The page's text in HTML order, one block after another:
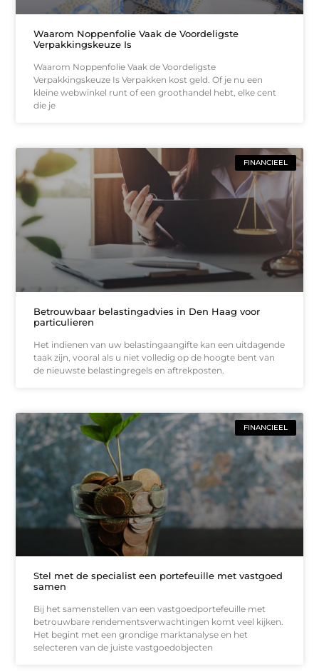
Waarom Noppenfolie Vaak de Voordeligste
Verpakkingskeuze Is
Waarom Noppenfolie Vaak de Voordeligste
Verpakkingskeuze Is Verpakken kost geld. Of je nu een
kleine webwinkel runt of een groothandel hebt, elke cent
die je
FINANCIEEL
Betrouwbaar belastingadvies in Den Haag voor
particulieren
Het indienen van uw belastingaangifte kan een uitdagende
taak zijn, vooral als u niet volledig op de hoogte bent van
de nieuwste belastingregels en aftrekposten.
FINANCIEEL
Stel met de specialist een portefeuille met vastgoed
samen
Bij het samenstellen van een vastgoedportefeuille met
betrouwbare rendementsverwachtingen komt veel kijken.
Het begint met een grondige marktanalyse en het
selecteren van de juiste vastgoedobjecten